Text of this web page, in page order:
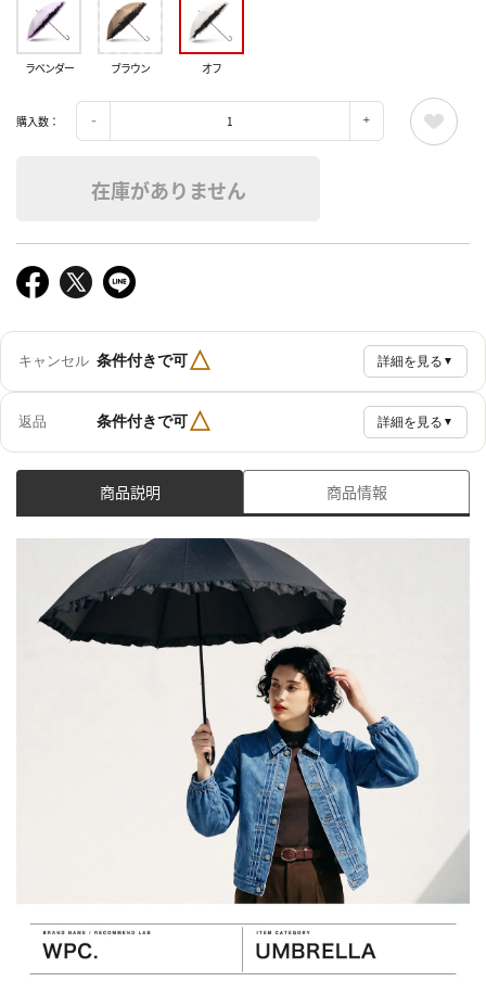
ラベンダー ブラウン オフ
購入数：
在庫がありません
キャンセル 条件付きで可△ 詳細を見る ▼
返品 条件付きで可△ 詳細を見る ▼
商品説明 商品情報